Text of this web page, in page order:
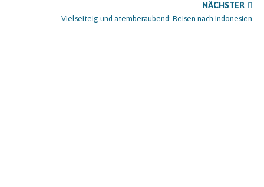
NÄCHSTER
Vielseiteig und atemberaubend: Reisen nach Indonesien